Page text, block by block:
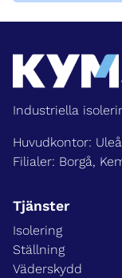
Industriella
Huvudkontor:
Filialer: Borgå,
Tjänster
Isolering
Ställning
Väderskydd